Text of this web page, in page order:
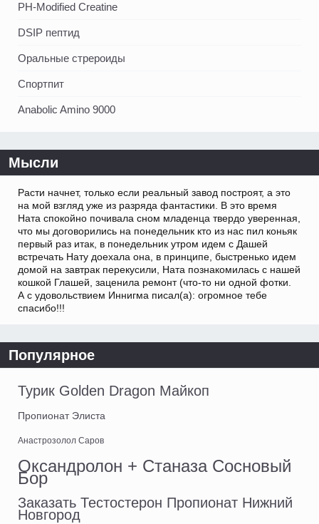
PH-Modified Creatine
DSIP пептид
Оральные стрероиды
Спортпит
Anabolic Amino 9000
Мысли
Расти начнет, только если реальный завод построят, а это
на мой взгляд уже из разряда фантастики. В это время
Ната спокойно почивала сном младенца твердо уверенная,
что мы договорились на понедельник кто из нас пил коньяк
первый раз итак, в понедельник утром идем с Дашей
встречать Нату доехала она, в принципе, быстренько идем
домой на завтрак перекусили, Ната познакомилась с нашей
кошкой Глашей, заценила ремонт (что-то ни одной фотки.
А с удовольствием Иннигма писал(а): огромное тебе
спасибо!!!
Популярное
Турик Golden Dragon Майкоп
Пропионат Элиста
Анастрозолол Саров
Оксандролон + Станаза Сосновый
Бор
Заказать Тестостерон Пропионат Нижний
Новгород